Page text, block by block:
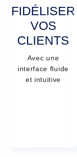
FIDÉLISER
VOS
CLIENTS
Avec une
interface fluide
et intuitive